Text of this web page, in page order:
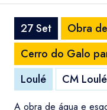
27 Set
Obra
Cerro do Galo
Loulé
CM Loulé
A obra de água e